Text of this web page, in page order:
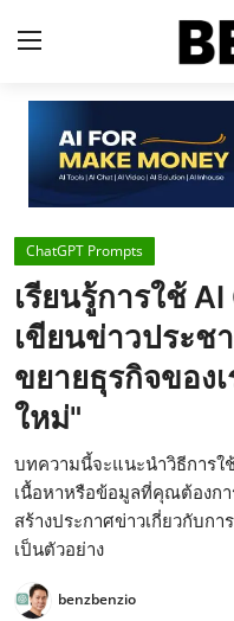
Home
Contact
AI Tools
ChatGPT Prompts
ข่าว AI รอบโลก
ThaiGPT Builder
คอร์สเรียน ChatGPT
ChatGPT Prompts
เรียนรู้การใช้
เขียนข่าวประช
ขยายธุรกิจของ
ใหม่"
บทความนี้จะแนะนำวิธีการใ
เนื้อหาหรือข้อมูลที่คุณต้องกา
สร้างประกาศข่าวเกี่ยวกับก
เป็นตัวอย่าง
benzbenzio